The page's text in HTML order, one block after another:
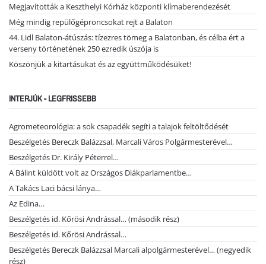
Megjavították a Keszthelyi Kórház központi klímaberendezését
Még mindig repülőgéproncsokat rejt a Balaton
44. Lidl Balaton-átúszás: tízezres tömeg a Balatonban, és célba ért a
verseny történetének 250 ezredik úszója is
Köszönjük a kitartásukat és az együttműködésüket!
INTERJÚK - LEGFRISSEBB
Agrometeorológia: a sok csapadék segíti a talajok feltöltődését
Beszélgetés Bereczk Balázzsal, Marcali Város Polgármesterével…
Beszélgetés Dr. Király Péterrel…
A Bálint küldött volt az Országos Diákparlamentbe…
A Takács Laci bácsi lánya…
Az Edina…
Beszélgetés id. Kőrösi Andrással… (második rész)
Beszélgetés id. Kőrösi Andrással…
Beszélgetés Bereczk Balázzsal Marcali alpolgármesterével… (negyedik
rész)